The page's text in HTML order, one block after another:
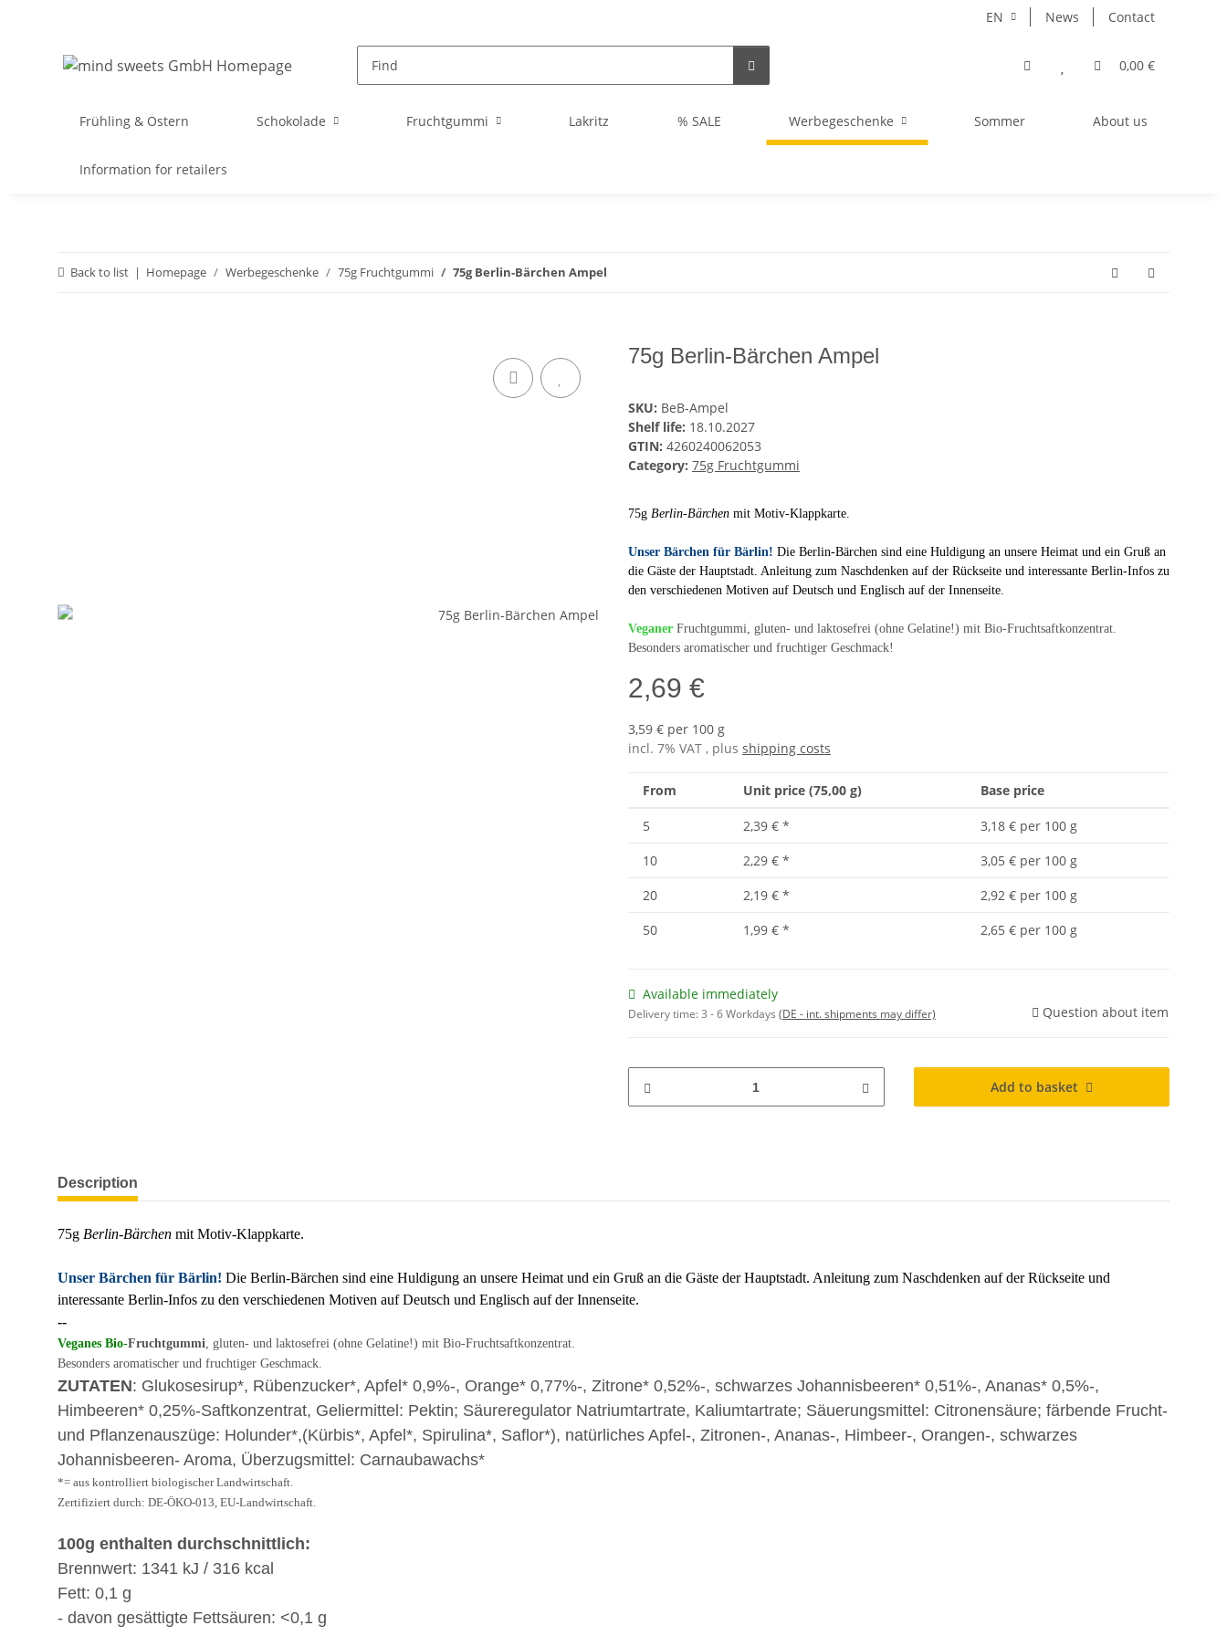
EN News Contact
0,00 €
Frühling & Ostern Schokolade Fruchtgummi Lakritz % SALE Werbegeschenke Sommer About us
Information for retailers
Back to list Homepage Werbegeschenke 75g Fruchtgummi 75g Berlin-Bärchen Ampel
75g Berlin-Bärchen Ampel
SKU: BeB-Ampel
Shelf life: 18.10.2027
GTIN: 4260240062053
Category: 75g Fruchtgummi
75g Berlin-Bärchen mit Motiv-Klappkarte.
Unser Bärchen für Bärlin! Die Berlin-Bärchen sind eine Huldigung an unsere Heimat und ein Gruß an
die Gäste der Hauptstadt. Anleitung zum Naschdenken auf der Rückseite und interessante Berlin-Infos zu
den verschiedenen Motiven auf Deutsch und Englisch auf der Innenseite.
Veganer Fruchtgummi, gluten- und laktosefrei (ohne Gelatine!) mit Bio-Fruchtsaftkonzentrat.
Besonders aromatischer und fruchtiger Geschmack!
2,69 €
3,59 € per 100 g
incl. 7% VAT , plus shipping costs
From Unit price (75,00 g) Base price
5 2,39 € *
3,18 € per 100 g
10
2,29 € *
3,05 € per 100 g
20
2,19 € *
2,92 € per 100 g
50
1,99 € * 2,65 € per 100 g
Available immediately
Delivery time:3 - 6 Workdays (DE - int. shipments may differ) Question about item
Add to basket
show more tabs
Description
75g Berlin-Bärchen mit Motiv-Klappkarte.
Unser Bärchen für Bärlin! Die Berlin-Bärchen sind eine Huldigung an unsere Heimat und ein Gruß an die Gäste der Hauptstadt. Anleitung zum Naschdenken auf der Rückseite und
interessante Berlin-Infos zu den verschiedenen Motiven auf Deutsch und Englisch auf der Innenseite.
--
Veganes Bio-Fruchtgummi, gluten- und laktosefrei (ohne Gelatine!) mit Bio-Fruchtsaftkonzentrat.
Besonders aromatischer und fruchtiger Geschmack.
ZUTATEN: Glukosesirup*, Rübenzucker*, Apfel* 0,9%-, Orange* 0,77%-, Zitrone* 0,52%-, schwarzes Johannisbeeren* 0,51%-, Ananas* 0,5%-,
Himbeeren* 0,25%-Saftkonzentrat, Geliermittel: Pektin; Säureregulator Natriumtartrate, Kaliumtartrate; Säuerungsmittel: Citronensäure; färbende Frucht-
und Pflanzenauszüge: Holunder*,(Kürbis*, Apfel*, Spirulina*, Saflor*), natürliches Apfel-, Zitronen-, Ananas-, Himbeer-, Orangen-, schwarzes
Johannisbeeren- Aroma, Überzugsmittel: Carnaubawachs*
*= aus kontrolliert biologischer Landwirtschaft.
Zertifiziert durch: DE-ÖKO-013, EU-Landwirtschaft.
100g enthalten durchschnittlich:
Brennwert: 1341 kJ / 316 kcal
Fett: 0,1 g
- davon gesättigte Fettsäuren: <0,1 g